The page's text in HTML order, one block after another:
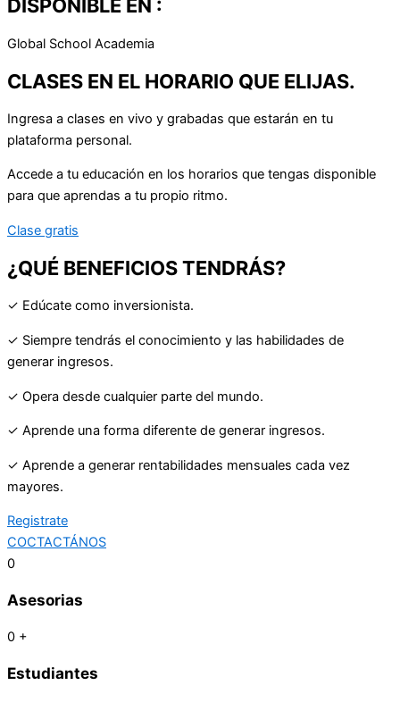
DISPONIBLE EN :
Global School Academia
CLASES EN EL HORARIO QUE ELIJAS.
Ingresa a clases en vivo y grabadas que estarán en tu
plataforma personal.
Accede a tu educación en los horarios que tengas disponible
para que aprendas a tu propio ritmo.
Clase gratis
¿QUÉ BENEFICIOS TENDRÁS?
✓ Edúcate como inversionista.
✓ Siempre tendrás el conocimiento y las habilidades de
generar ingresos.
✓ Opera desde cualquier parte del mundo.
✓ Aprende una forma diferente de generar ingresos.
✓ Aprende a generar rentabilidades mensuales cada vez
mayores.
Registrate
COCTACTÁNOS
0
Asesorias
0 +
Estudiantes